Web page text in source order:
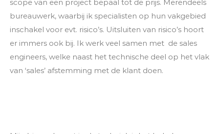
scope van een project bepaal tot de prijs. Merendeels
bureauwerk, waarbij ik specialisten op hun vakgebied
inschakel voor evt. risico’s. Uitsluiten van risico’s hoort
er immers ook bij. Ik werk veel samen met de sales
engineers, welke naast het technische deel op het vlak
van ‘sales’ afstemming met de klant doen.